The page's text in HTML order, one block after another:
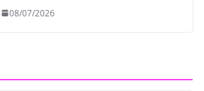
08/07/2026